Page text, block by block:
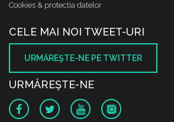
Cookies & protectia datelor
CELE MAI NOI TWEET-URI
URMĂREŞTE-NE PE TWITTER
URMĂREŞTE-NE